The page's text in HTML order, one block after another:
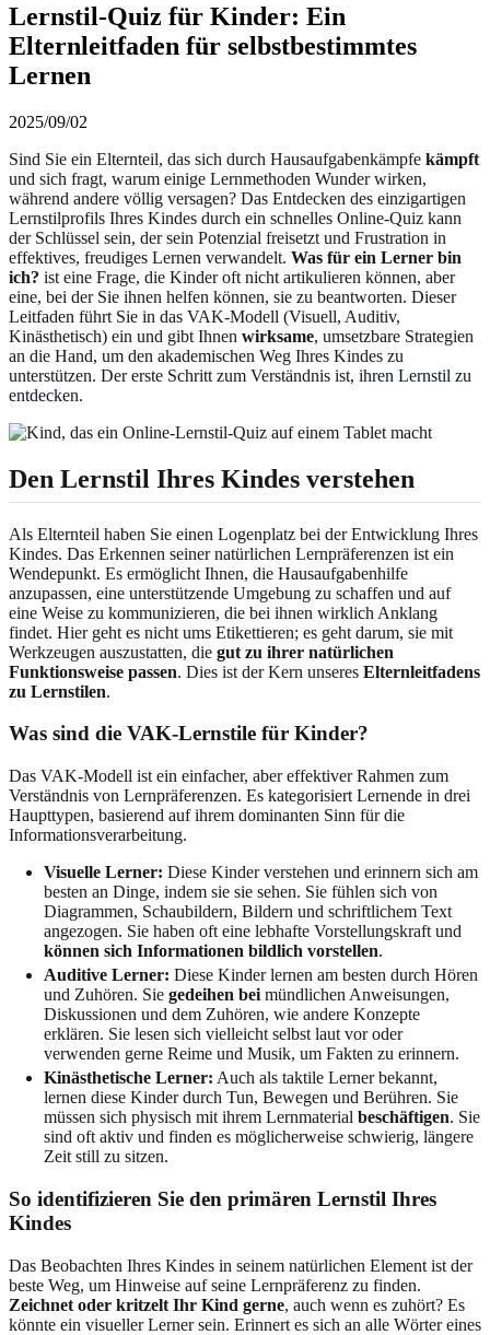
Lernstil-Quiz für Kinder: Ein
Elternleitfaden für selbstbestimmtes
Lernen
2025/09/02
Sind Sie ein Elternteil, das sich durch Hausaufgabenkämpfe kämpft
und sich fragt, warum einige Lernmethoden Wunder wirken,
während andere völlig versagen? Das Entdecken des einzigartigen
Lernstilprofils Ihres Kindes durch ein schnelles Online-Quiz kann
der Schlüssel sein, der sein Potenzial freisetzt und Frustration in
effektives, freudiges Lernen verwandelt. Was für ein Lerner bin
ich? ist eine Frage, die Kinder oft nicht artikulieren können, aber
eine, bei der Sie ihnen helfen können, sie zu beantworten. Dieser
Leitfaden führt Sie in das VAK-Modell (Visuell, Auditiv,
Kinästhetisch) ein und gibt Ihnen wirksame, umsetzbare Strategien
an die Hand, um den akademischen Weg Ihres Kindes zu
unterstützen. Der erste Schritt zum Verständnis ist, ihren Lernstil zu
entdecken.
Den Lernstil Ihres Kindes verstehen
Als Elternteil haben Sie einen Logenplatz bei der Entwicklung Ihres
Kindes. Das Erkennen seiner natürlichen Lernpräferenzen ist ein
Wendepunkt. Es ermöglicht Ihnen, die Hausaufgabenhilfe
anzupassen, eine unterstützende Umgebung zu schaffen und auf
eine Weise zu kommunizieren, die bei ihnen wirklich Anklang
findet. Hier geht es nicht ums Etikettieren; es geht darum, sie mit
Werkzeugen auszustatten, die gut zu ihrer natürlichen
Funktionsweise passen. Dies ist der Kern unseres Elternleitfadens
zu Lernstilen.
Was sind die VAK-Lernstile für Kinder?
Das VAK-Modell ist ein einfacher, aber effektiver Rahmen zum
Verständnis von Lernpräferenzen. Es kategorisiert Lernende in drei
Haupttypen, basierend auf ihrem dominanten Sinn für die
Informationsverarbeitung.
Visuelle Lerner: Diese Kinder verstehen und erinnern sich am
besten an Dinge, indem sie sie sehen. Sie fühlen sich von
Diagrammen, Schaubildern, Bildern und schriftlichem Text
angezogen. Sie haben oft eine lebhafte Vorstellungskraft und
können sich Informationen bildlich vorstellen.
Auditive Lerner: Diese Kinder lernen am besten durch Hören
und Zuhören. Sie gedeihen bei mündlichen Anweisungen,
Diskussionen und dem Zuhören, wie andere Konzepte
erklären. Sie lesen sich vielleicht selbst laut vor oder
verwenden gerne Reime und Musik, um Fakten zu erinnern.
Kinästhetische Lerner: Auch als taktile Lerner bekannt,
lernen diese Kinder durch Tun, Bewegen und Berühren. Sie
müssen sich physisch mit ihrem Lernmaterial beschäftigen. Sie
sind oft aktiv und finden es möglicherweise schwierig, längere
Zeit still zu sitzen.
So identifizieren Sie den primären Lernstil Ihres
Kindes
Das Beobachten Ihres Kindes in seinem natürlichen Element ist der
beste Weg, um Hinweise auf seine Lernpräferenz zu finden.
Zeichnet oder kritzelt Ihr Kind gerne, auch wenn es zuhört? Es
könnte ein visueller Lerner sein. Erinnert es sich an alle Wörter eines